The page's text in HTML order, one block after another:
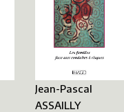
Jean-Pascal
ASSAILLY